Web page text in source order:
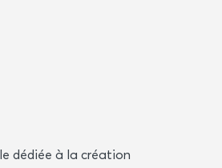
dédiée à la création